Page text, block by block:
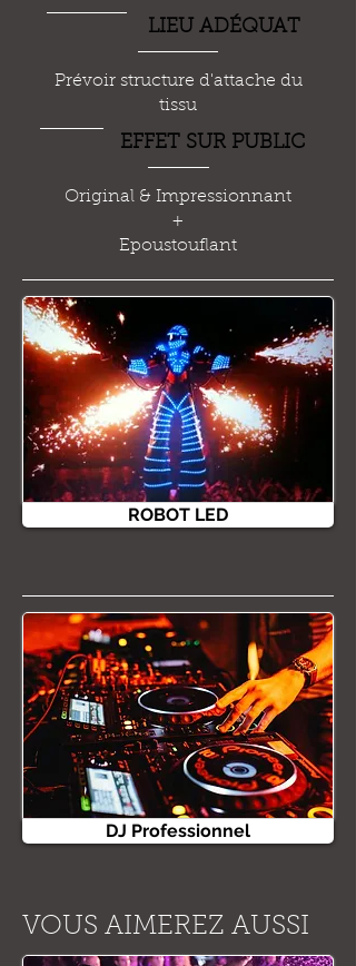
LIEU ADÉQUAT
Prévoir structure d'attache du
tissu
EFFET SUR PUBLIC
Original & Impressionnant
+
Epoustouflant
ROBOT LED
DJ Professionnel
VOUS AIMEREZ AUSSI